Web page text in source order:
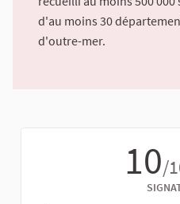
d'au moins 30
d'outre-mer.
10/